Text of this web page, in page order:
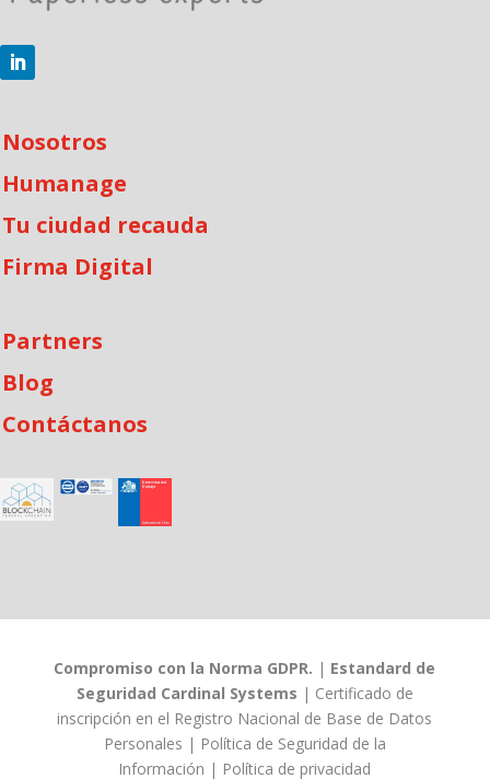
Nosotros
Humanage
Tu ciudad recauda
Firma Digital
Partners
Blog
Contáctanos
Compromiso con la Norma GDPR. | Estandard de
Seguridad Cardinal Systems | Certificado de
inscripción en el Registro Nacional de Base de Datos
Personales | Política de Seguridad de la
Información | Política de privacidad